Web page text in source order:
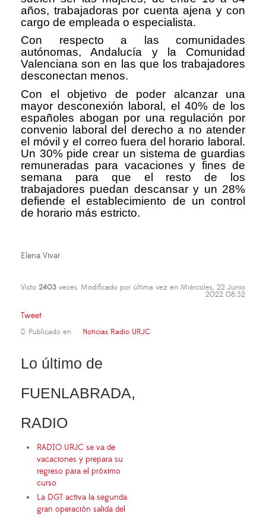
años, trabajadoras por cuenta ajena y con
cargo de empleada o especialista.
Con respecto a las comunidades
autónomas, Andalucía y la Comunidad
Valenciana son en las que los trabajadores
desconectan menos.
Con el objetivo de poder alcanzar una
mayor desconexión laboral, el 40% de los
españoles abogan por una regulación por
convenio laboral del derecho a no atender
el móvil y el correo fuera del horario laboral.
Un 30% pide crear un sistema de guardias
remuneradas para vacaciones y fines de
semana para que el resto de los
trabajadores puedan descansar y un 28%
defiende el establecimiento de un control
de horario más estricto.
Elena Vivar
Visto 2403 veces Modificado por última vez en Miércoles, 22 Junio
2022 08:32
Tweet
Publicado en Noticias Radio URJC
Lo último de
FUENLABRADA,
RADIO
RADIO URJC se va de
vacaciones y prepara su
regreso para el próximo
curso
La DGT activa la segunda
gran operación salida del